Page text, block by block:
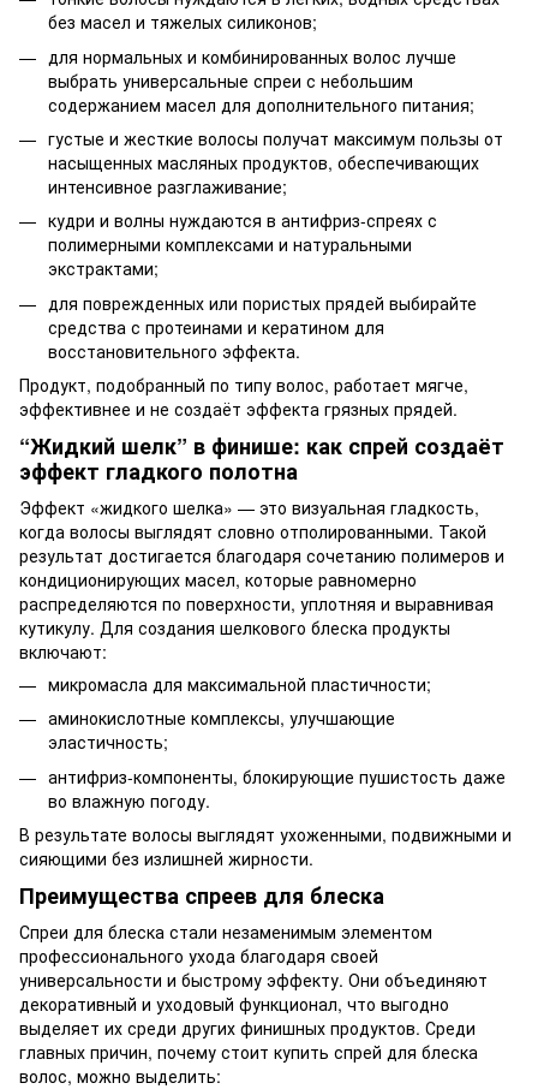
без масел и тяжелых силиконов;
для нормальных и комбинированных волос лучше
выбрать универсальные спреи с небольшим
содержанием масел для дополнительного питания;
густые и жесткие волосы получат максимум пользы от
насыщенных масляных продуктов, обеспечивающих
интенсивное разглаживание;
кудри и волны нуждаются в антифриз-спреях с
полимерными комплексами и натуральными
экстрактами;
для поврежденных или пористых прядей выбирайте
средства с протеинами и кератином для
восстановительного эффекта.
Продукт, подобранный по типу волос, работает мягче,
эффективнее и не создаёт эффекта грязных прядей.
“Жидкий шелк” в финише: как спрей создаёт
эффект гладкого полотна
Эффект «жидкого шелка» — это визуальная гладкость,
когда волосы выглядят словно отполированными. Такой
результат достигается благодаря сочетанию полимеров и
кондиционирующих масел, которые равномерно
распределяются по поверхности, уплотняя и выравнивая
кутикулу. Для создания шелкового блеска продукты
включают:
микромасла для максимальной пластичности;
аминокислотные комплексы, улучшающие
эластичность;
антифриз-компоненты, блокирующие пушистость даже
во влажную погоду.
В результате волосы выглядят ухоженными, подвижными и
сияющими без излишней жирности.
Преимущества спреев для блеска
Спреи для блеска стали незаменимым элементом
профессионального ухода благодаря своей
универсальности и быстрому эффекту. Они объединяют
декоративный и уходовый функционал, что выгодно
выделяет их среди других финишных продуктов. Среди
главных причин, почему стоит купить спрей для блеска
волос, можно выделить: